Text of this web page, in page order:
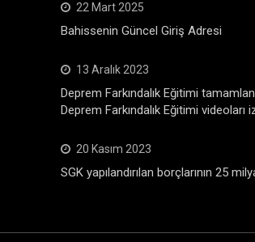
22 Mart 2025
Bahissenin Güncel Giriş Adresi
13 Aralık 2023
Deprem Farkındalık Eğitimi
Deprem Farkındalık Eğitimi
20 Kasım 2023
SGK yapılandırılan borçlarının 25